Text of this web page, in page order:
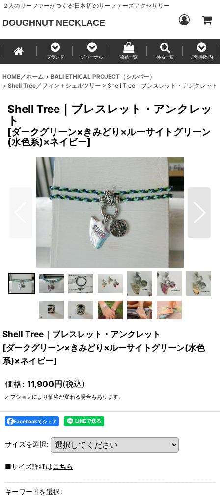
２人のサーファーがつくる‘日本初’のサーファーズアクセサリー
DOUGHNUT NECKLACE
ブランド ジャーナル 商品一覧 検索一覧 ご利用案内
HOME／ホーム > BALI ETHICAL PROJECT（シルバー）
> Shell Tree／フィン＋シェルツリー > Shell Tree｜ブレスレット・アンクレット
Shell Tree｜ブレスレット・アンクレッ
ト
[ダークグリーン×きみどり×ルーサイトグリーン
(水色系)×ネイビー]
Shell Tree｜ブレスレット・アンクレット
[ダークグリーン×きみどり×ルーサイトグリーン(水色
系)×ネイビー]
価格: 11,900円(税込)
オプションにより価格が変わる場合もあります。
Facebookでシェア
サイズを選択:
■サイズ詳細はこちら
キーワードを選択: